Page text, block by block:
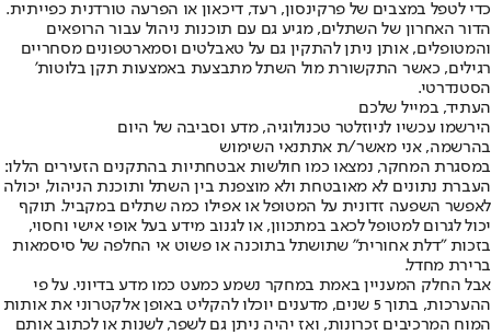
כדי לטפל במצבים של פרקינסון, רעד, דיכאון או הפרעה טורדנית כפייתית.
הדור האחרון של השתלים, מגיע גם עם תוכנות ניהול עבור הרופאים
והמטופלים, אותן ניתן להתקין גם על טאבלטים וסמארטפונים מסחריים
רגילים, כאשר התקשורת מול השתל מתבצעת באמצעות תקן בלוטות'
הסטנדרטי.
העתיד, במייל שלכם
הירשמו עכשיו לניוזלטר טכנולוגיה, מדע וסביבה של היום
בהרשמה, אני מאשר/ת אתתנאי השימוש
במסגרת המחקר, נמצאו כמו חולשות אבטחתיות בהתקנים הזעירים הללו:
העברת נתונים לא מאובטחת ולא מוצפנת בין השתל ותוכנת הניהול, יכולה
לאפשר השפעה זדונית על המטופל או אפילו כמה שתלים במקביל. תוקף
יכול לגרום למטופל לכאב במתכוון, או לגנוב מידע בעל אופי אישי וחסוי,
בזכות "דלת אחורית" שתושתל בתוכנה או פשוט אי החלפה של סיסמאות
ברירת מחדל.
אבל החלק המעניין באמת במחקר נשמע כמעט כמו מדע בדיוני. על פי
ההערכות, בתוך 5 שנים, מדענים יוכלו להקליט באופן אלקטרוני את אותות
המוח המרכיבים זכרונות, ואז יהיה ניתן גם לשפר, לשנות או לכתוב אותם